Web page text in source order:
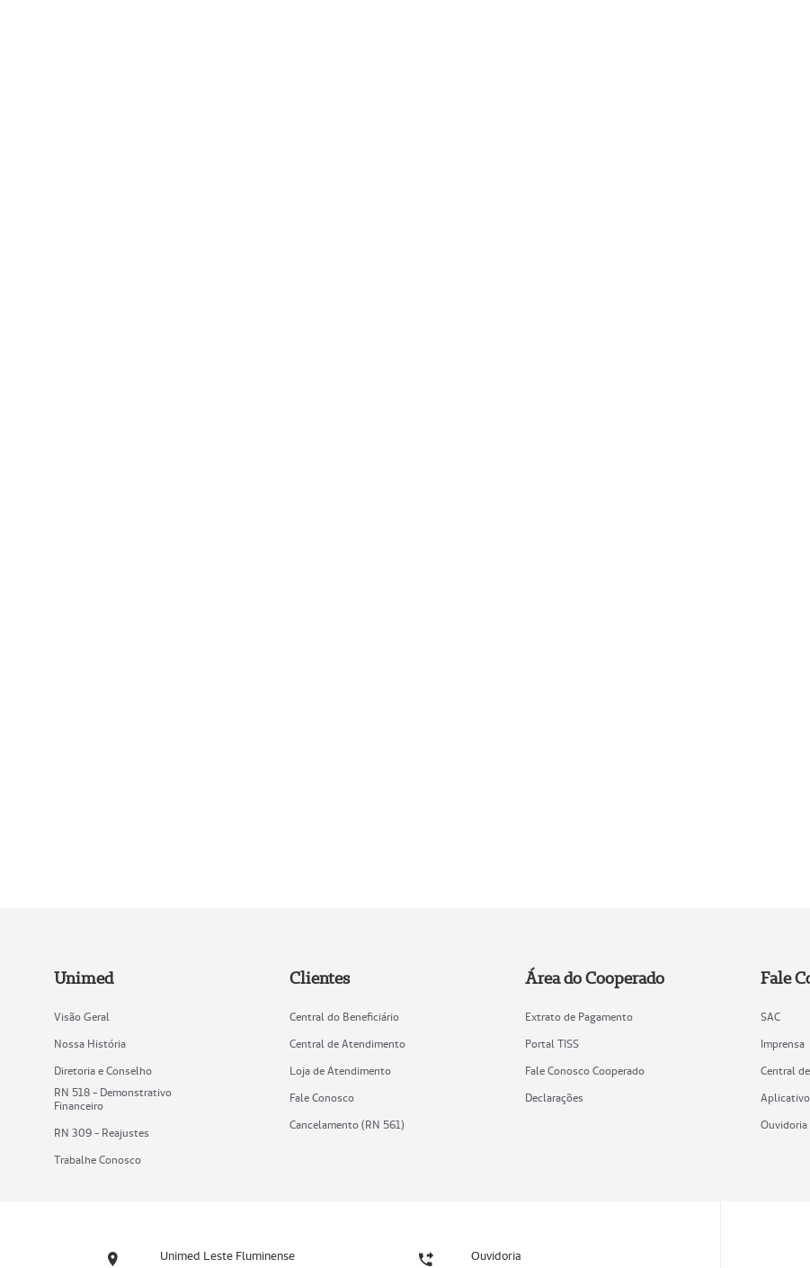
Unimed
Visão Geral
Nossa História
Diretoria e Conselho
RN 518 - Demonstrativo
Financeiro
RN 309 - Reajustes
Trabalhe Conosco
Clientes
Central do Beneficiário
Central de Atendimento
Loja de Atendimento
Fale Conosco
Cancelamento (RN 561)
Área do Cooperado
Extrato de Pagamento
Portal TISS
Fale Conosco Cooperado
Declarações
Fale
SAC
Imprensa
Central
Aplicativo
Ouvidoria
Unimed Leste Fluminense Ouvidoria